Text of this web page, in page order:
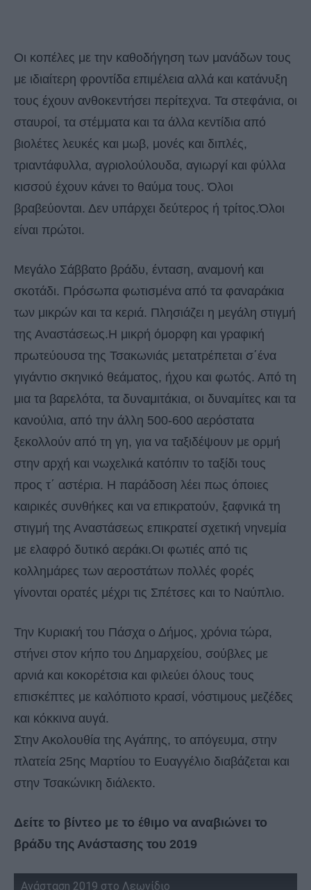
Οι κοπέλες με την καθοδήγηση των μανάδων τους
με ιδιαίτερη φροντίδα επιμέλεια αλλά και κατάνυξη
τους έχουν ανθοκεντήσει περίτεχνα. Τα στεφάνια, οι
σταυροί, τα στέμματα και τα άλλα κεντίδια από
βιολέτες λευκές και μωβ, μονές και διπλές,
τριαντάφυλλα, αγριολούλουδα, αγιωργί και φύλλα
κισσού έχουν κάνει το θαύμα τους. Όλοι
βραβεύονται. Δεν υπάρχει δεύτερος ή τρίτος.Όλοι
είναι πρώτοι.
Μεγάλο Σάββατο βράδυ, ένταση, αναμονή και
σκοτάδι. Πρόσωπα φωτισμένα από τα φαναράκια
των μικρών και τα κεριά. Πλησιάζει η μεγάλη στιγμή
της Αναστάσεως.Η μικρή όμορφη και γραφική
πρωτεύουσα της Τσακωνιάς μετατρέπεται σ΄ένα
γιγάντιο σκηνικό θεάματος, ήχου και φωτός. Από τη
μια τα βαρελότα, τα δυναμιτάκια, οι δυναμίτες και τα
κανούλια, από την άλλη 500-600 αερόστατα
ξεκολλούν από τη γη, για να ταξιδέψουν με ορμή
στην αρχή και νωχελικά κατόπιν το ταξίδι τους
προς τ΄ αστέρια. Η παράδοση λέει πως όποιες
καιρικές συνθήκες και να επικρατούν, ξαφνικά τη
στιγμή της Αναστάσεως επικρατεί σχετική νηνεμία
με ελαφρό δυτικό αεράκι.Οι φωτιές από τις
κολλημάρες των αεροστάτων πολλές φορές
γίνονται ορατές μέχρι τις Σπέτσες και το Ναύπλιο.
Την Κυριακή του Πάσχα ο Δήμος, χρόνια τώρα,
στήνει στον κήπο του Δημαρχείου, σούβλες με
αρνιά και κοκορέτσια και φιλεύει όλους τους
επισκέπτες με καλόπιοτο κρασί, νόστιμους μεζέδες
και κόκκινα αυγά.
Στην Ακολουθία της Αγάπης, το απόγευμα, στην
πλατεία 25ης Μαρτίου το Ευαγγέλιο διαβάζεται και
στην Τσακώνικη διάλεκτο.
Δείτε το βίντεο με το έθιμο να αναβιώνει το
βράδυ της Ανάστασης του 2019
Ανάσταση 2019 στο Λεωνίδιο